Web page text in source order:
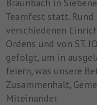
Braunbach in
Teamfest statt.
verschiedenen
Ordens und von ST.
gefolgt, um in
feiern, was unsere
Zusammenhalt,
Miteinander.